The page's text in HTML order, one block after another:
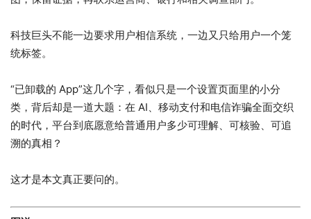
科技巨头不能一边要求用户相信系统，一边又只给用户一个笼
统标签。
“已卸载的 App”这几个字，看似只是一个设置页面里的小分
类，背后却是一道大题：在 AI、移动支付和电信诈骗全面交织
的时代，平台到底愿意给普通用户多少可理解、可核验、可追
溯的真相？
这才是本文真正要问的。